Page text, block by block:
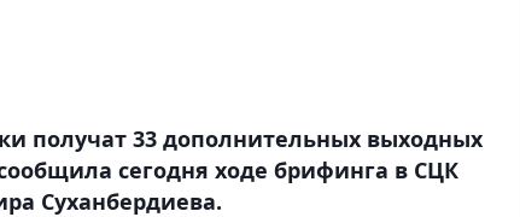
получат 33 дополнительных выходных
сегодня ходе брифинга в СЦК
Суханбердиева.